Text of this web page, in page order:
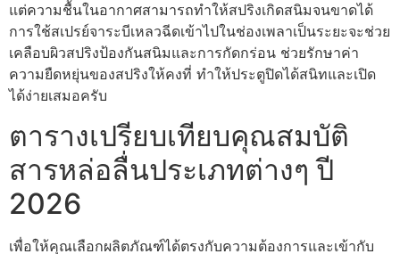
แต่ความชื้นในอากาศสามารถทำให้สปริงเกิดสนิมจนขาดได้
การใช้สเปรย์จาระบีเหลวฉีดเข้าไปในช่องเพลาเป็นระยะจะช่วย
เคลือบผิวสปริงป้องกันสนิมและการกัดกร่อน ช่วยรักษาค่า
ความยืดหยุ่นของสปริงให้คงที่ ทำให้ประตูปิดได้สนิทและเปิด
ได้ง่ายเสมอครับ
ตารางเปรียบเทียบคุณสมบัติ
สารหล่อลื่นประเภทต่างๆ ปี
2026
เพื่อให้คุณเลือกผลิตภัณฑ์ได้ตรงกับความต้องการและเข้ากับ